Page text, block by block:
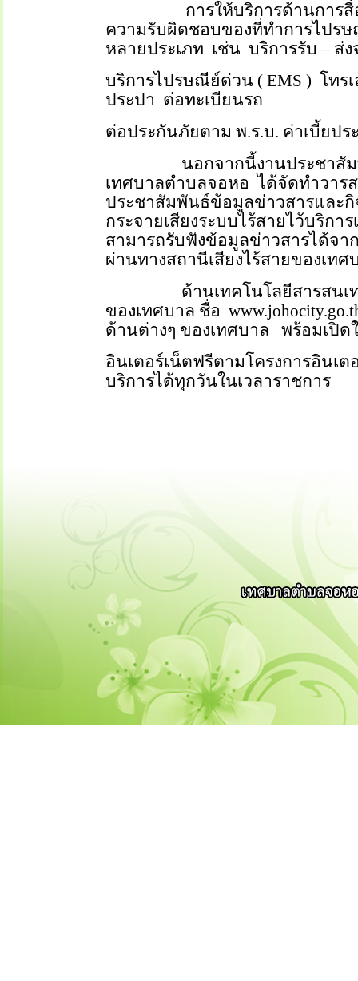
การให้บริการด้านการ
ความรับผิดชอบของที่ทำการไปร
หลายประเภท เช่น บริการรับ– ส่
บริการไปรษณีย์ด่วน ( EMS ) โทร
ประปา ต่อทะเบียนรถ
ต่อประกันภัยตาม พ.ร.บ. ค่าเบี้ยปร
นอกจากนี้งานประชาสั
เทศบาลตำบลจอหอ ได้จัดทำวาร
ประชาสัมพันธ์ข้อมูลข่าวสารและกิ
กระจายเสียงระบบไร้สายไว้บริกา
สามารถรับฟังข้อมูลข่าวสารได้จา
ผ่านทางสถานีเสียงไร้สายของเท
ด้านเทคโนโลยีสารสนเ
ของเทศบาล ชื่อ
ด้านต่างๆ ของเทศบาล
พร้อมเปิด
อินเตอร์เน็ตฟรีตามโครงการอินเ
บริการได้ทุกวันในเวลาราชการ